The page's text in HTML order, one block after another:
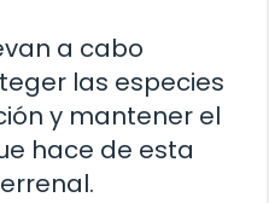
a cabo
las especies
y mantener el
hace de esta